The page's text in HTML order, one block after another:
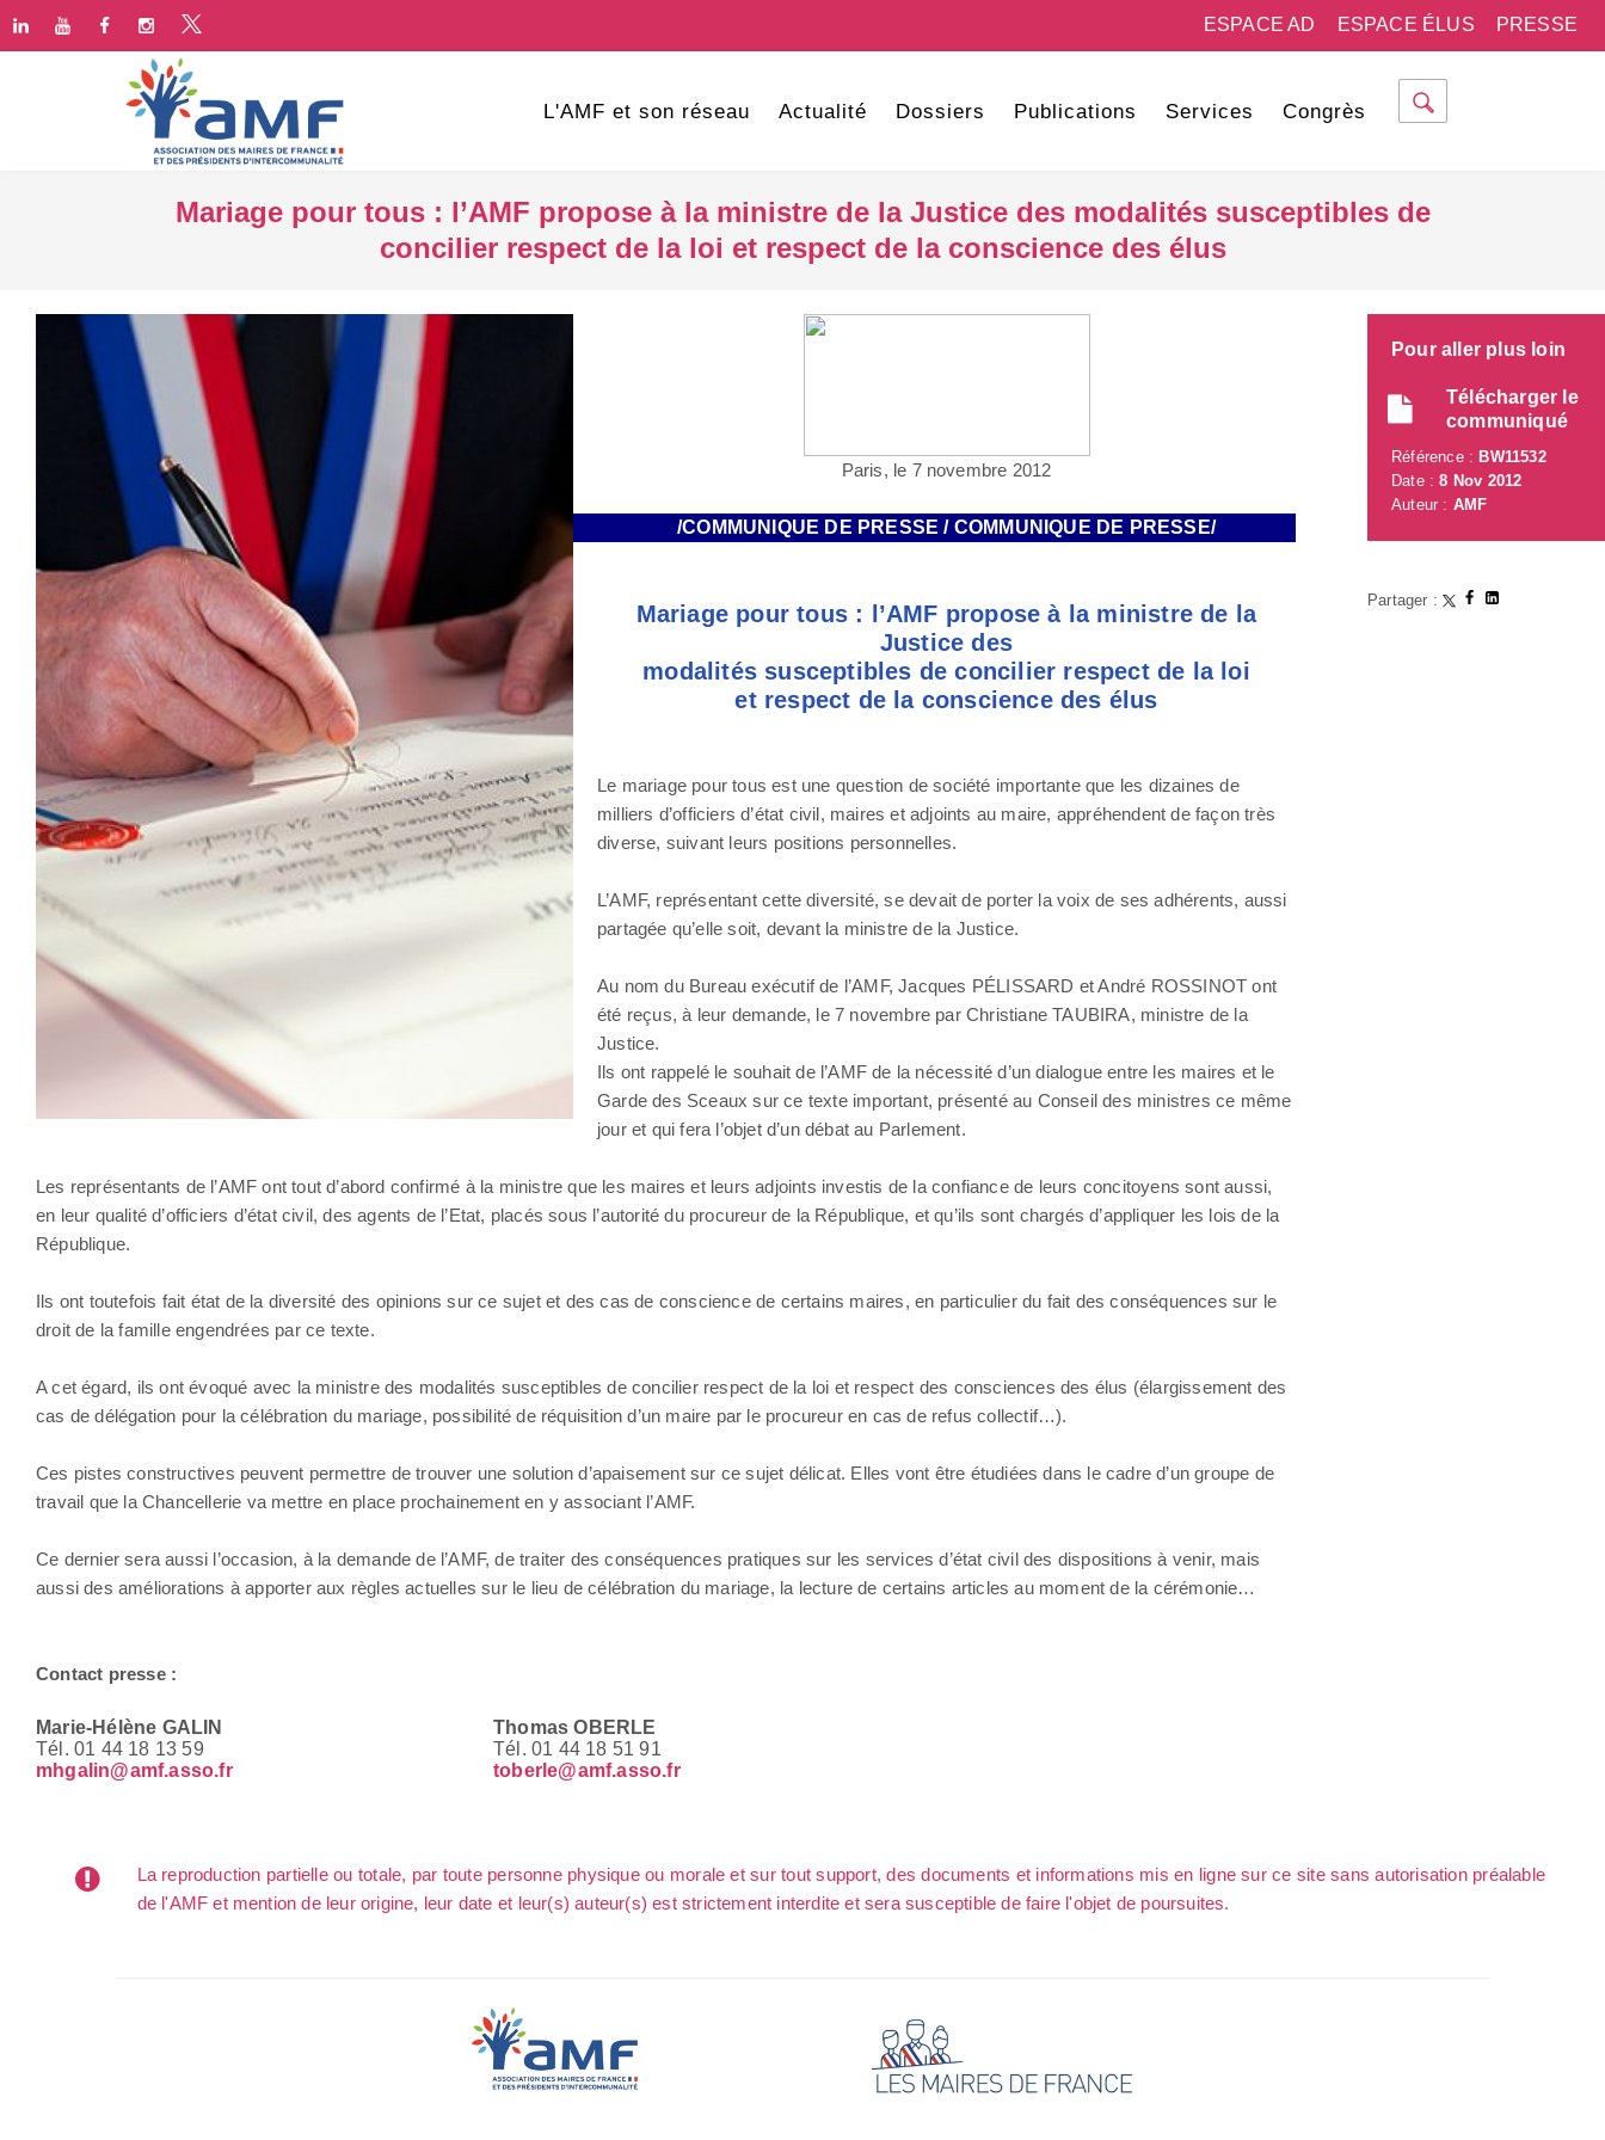
PRESSE
ESPACE ÉLUS
ESPACE AD
L'AMF et son réseau Actualité Dossiers Publications Services Congrès
Mariage pour tous : l’AMF propose à la ministre de la Justice des modalités susceptibles de
concilier respect de la loi et respect de la conscience des élus
Paris, le 7 novembre 2012
/COMMUNIQUE DE PRESSE / COMMUNIQUE DE PRESSE/
Mariage pour tous : l’AMF propose à la ministre de la
Justice des
modalités susceptibles de concilier respect de la loi
et respect de la conscience des élus
Le mariage pour tous est une question de société importante que les dizaines de
milliers d’officiers d’état civil, maires et adjoints au maire, appréhendent de façon très
diverse, suivant leurs positions personnelles.
L’AMF, représentant cette diversité, se devait de porter la voix de ses adhérents, aussi
partagée qu’elle soit, devant la ministre de la Justice.
Au nom du Bureau exécutif de l’AMF, Jacques PÉLISSARD et André ROSSINOT ont
été reçus, à leur demande, le 7 novembre par Christiane TAUBIRA, ministre de la
Justice.
Ils ont rappelé le souhait de l’AMF de la nécessité d’un dialogue entre les maires et le
Garde des Sceaux sur ce texte important, présenté au Conseil des ministres ce même
jour et qui fera l’objet d’un débat au Parlement.
Les représentants de l’AMF ont tout d’abord confirmé à la ministre que les maires et leurs adjoints investis de la confiance de leurs concitoyens sont aussi,
en leur qualité d’officiers d’état civil, des agents de l’Etat, placés sous l’autorité du procureur de la République, et qu’ils sont chargés d’appliquer les lois de la
République.
Ils ont toutefois fait état de la diversité des opinions sur ce sujet et des cas de conscience de certains maires, en particulier du fait des conséquences sur le
droit de la famille engendrées par ce texte.
A cet égard, ils ont évoqué avec la ministre des modalités susceptibles de concilier respect de la loi et respect des consciences des élus (élargissement des
cas de délégation pour la célébration du mariage, possibilité de réquisition d’un maire par le procureur en cas de refus collectif…).
Ces pistes constructives peuvent permettre de trouver une solution d’apaisement sur ce sujet délicat. Elles vont être étudiées dans le cadre d’un groupe de
travail que la Chancellerie va mettre en place prochainement en y associant l’AMF.
Ce dernier sera aussi l’occasion, à la demande de l’AMF, de traiter des conséquences pratiques sur les services d’état civil des dispositions à venir, mais
aussi des améliorations à apporter aux règles actuelles sur le lieu de célébration du mariage, la lecture de certains articles au moment de la cérémonie…
Contact presse :
Marie-Hélène GALIN
Tél. 01 44 18 13 59
mhgalin@amf.asso.fr
Thomas OBERLE
Tél. 01 44 18 51 91
toberle@amf.asso.fr
Pour aller plus loin
Télécharger le
communiqué
Référence : BW11532
Date :8 Nov 2012
Auteur : AMF
Partager :
La reproduction partielle ou totale, par toute personne physique ou morale et sur tout support, des documents et informations mis en ligne sur ce site sans autorisation préalable
de l'AMF et mention de leur origine, leur date et leur(s) auteur(s) est strictement interdite et sera susceptible de faire l'objet de poursuites.